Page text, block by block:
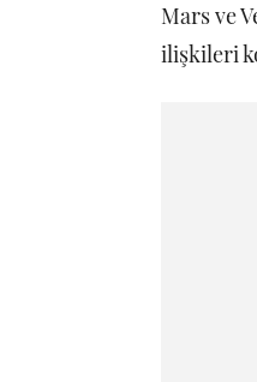
Mars ve
ilişkileri